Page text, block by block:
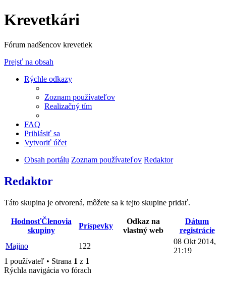
Krevetkári
Fórum nadšencov krevetiek
Prejsť na obsah
Rýchle odkazy
Zoznam používateľov
Realizačný tím
FAQ
Prihlásiť sa
Vytvoriť účet
Obsah portálu Zoznam používateľov Redaktor
Redaktor
Táto skupina je otvorená, môžete sa k tejto skupine pridať.
HodnosťČlenovia
skupiny
Príspevky
Odkaz na
vlastný web
Dátum
registrácie
Majino
122
08 Okt 2014,
21:19
1 používateľ • Strana 1 z 1
Rýchla navigácia vo fórach